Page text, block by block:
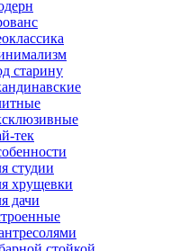
старину
тек
студии
хрущевки
дачи